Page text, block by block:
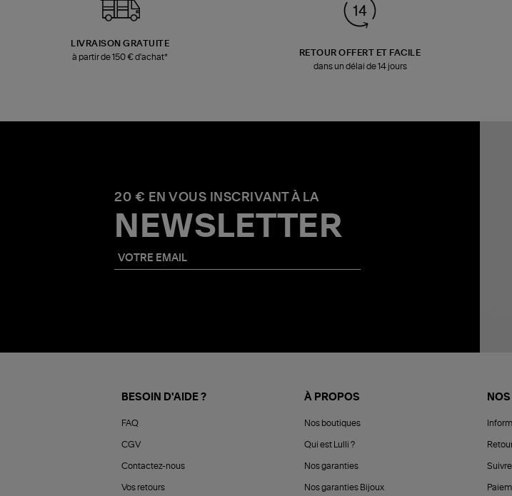
LIVRAISON GRATUITE
à partir de 150 € d'achat*
RETOUR OFFERT ET FACILE
dans un délai de 14 jours
20 € EN VOUS INSCRIVANT À LA
NEWSLETTER
BESOIN D'AIDE ?
FAQ
CGV
Contactez-nous
Vos retours
À PROPOS
Nos boutiques
Qui est Lulli ?
Nos garanties
Nos garanties Bijoux